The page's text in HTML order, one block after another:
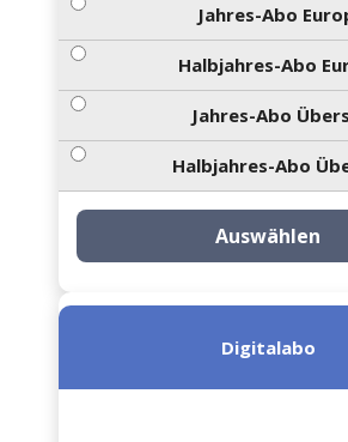
Jahres-Abo
Halbjahres-Abo
Jahres-Abo
Halbjahres-Abo
Auswählen
Digitalabo